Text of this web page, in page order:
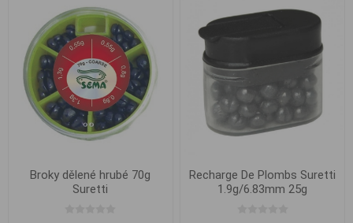
Broky dělené hrubé 70g
Suretti
Recharge De Plombs Suretti
1.9g/6.83mm 25g